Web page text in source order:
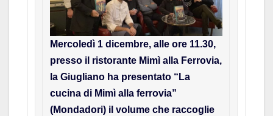
Mercoledì 1 dicembre, alle ore 11.30,
presso il ristorante Mimì alla Ferrovia,
la Giugliano ha presentato “La
cucina di Mimì alla ferrovia”
(Mondadori) il volume che raccoglie